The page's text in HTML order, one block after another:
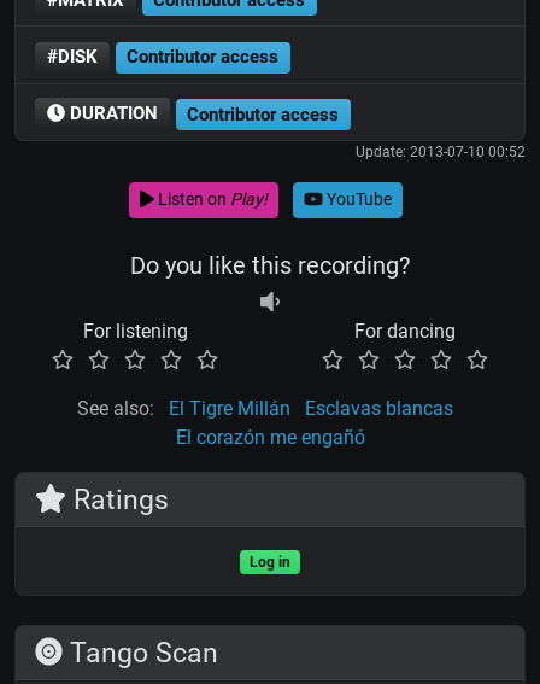
#DISK Contributor access
DURATION Contributor access
Update: 2013-07-10 00:52
Listen on Play! YouTube
Do you like this recording?
For listening For dancing
See also: El Tigre Millán
Esclavas blancas
El corazón me engañó
Ratings
Log in
Tango Scan